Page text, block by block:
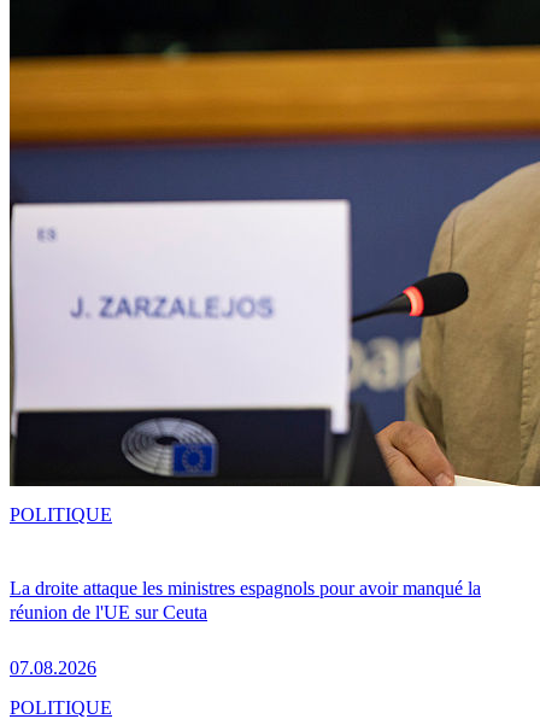
La droite attaque les ministres espagnols pour avoir manqué la
réunion de l'UE sur Ceuta
07.08.2026
POLITIQUE
POLITIQUE